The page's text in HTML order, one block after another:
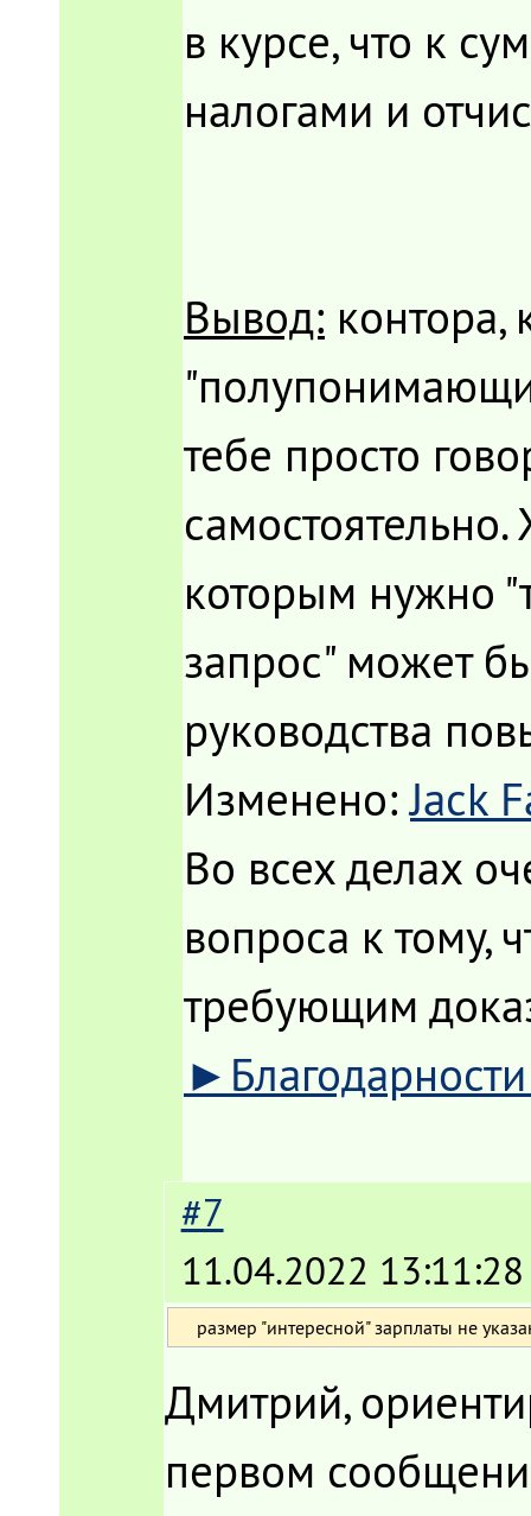
в курсе, что к
налогами и
Вывод: контора,
тебе просто
которым нужно
запрос" может
руководства
Изменено:Jack
Во всех делах
вопроса к тому,
требующим
#7
11.04.2022 13:11:28
размер "интересной" зарплаты не
Дмитрий,
первом